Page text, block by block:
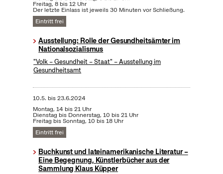
Freitag, 8 bis 12 Uhr
Der letzte Einlass ist jeweils 30 Minuten vor Schließung.
Eintritt frei
Ausstellung: Rolle der Gesundheitsämter im
Nationalsozialismus
"Volk – Gesundheit – Staat" – Ausstellung im
Gesundheitsamt
10.5. bis23.6.2024
Montag, 14 bis 21 Uhr
Dienstag bis Donnerstag, 10 bis 21 Uhr
Freitag bis Sonntag, 10 bis 18 Uhr
Eintritt frei
Buchkunst und lateinamerikanische Literatur –
Eine Begegnung, Künstlerbücher aus der
Sammlung Klaus Küpper